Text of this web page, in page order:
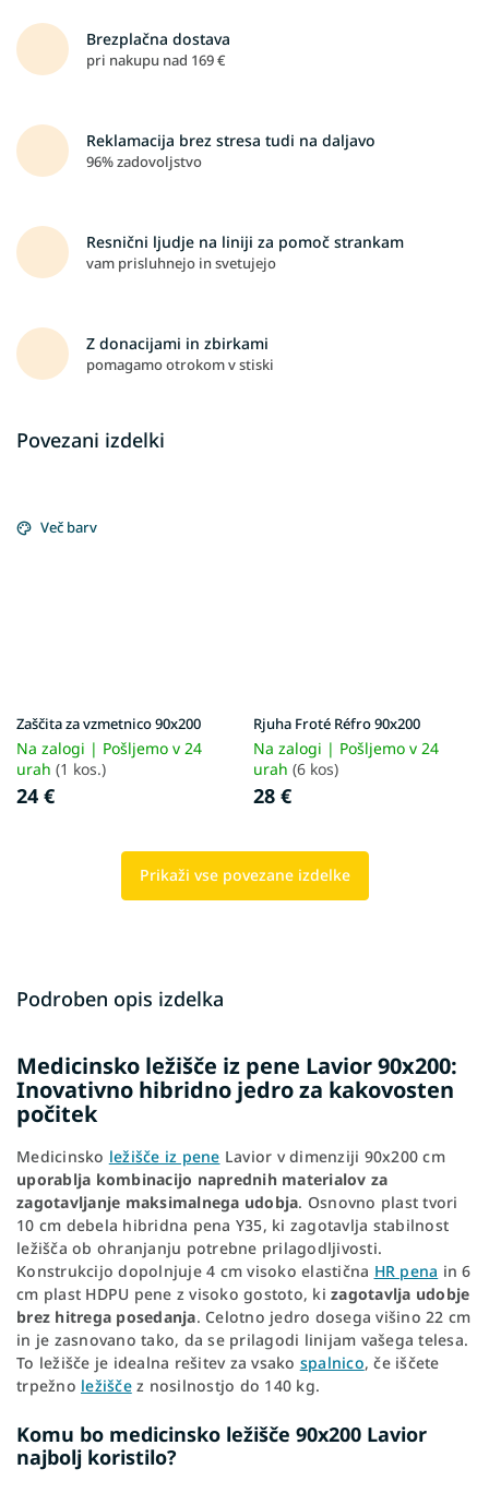
Brezplačna dostava
pri nakupu nad 169 €
Reklamacija brez stresa tudi na daljavo
96% zadovoljstvo
Resnični ljudje na liniji za pomoč strankam
vam prisluhnejo in svetujejo
Z donacijami in zbirkami
pomagamo otrokom v stiski
Povezani izdelki
Več barv
Zaščita za vzmetnico 90x200
Na zalogi | Pošljemo v 24
urah (1 kos.)
24 €
Rjuha Froté Réfro 90x200
Na zalogi | Pošljemo v 24
urah (6 kos)
28 €
Prikaži vse povezane izdelke
Podroben opis izdelka
Medicinsko ležišče iz pene Lavior 90x200:
Inovativno hibridno jedro za kakovosten
počitek
Medicinsko ležišče iz pene Lavior v dimenziji 90x200 cm
uporablja kombinacijo naprednih materialov za
zagotavljanje maksimalnega udobja. Osnovno plast tvori
10 cm debela hibridna pena Y35, ki zagotavlja stabilnost
ležišča ob ohranjanju potrebne prilagodljivosti.
Konstrukcijo dopolnjuje 4 cm visoko elastična HR pena in 6
cm plast HDPU pene z visoko gostoto, ki zagotavlja udobje
brez hitrega posedanja. Celotno jedro dosega višino 22 cm
in je zasnovano tako, da se prilagodi linijam vašega telesa.
To ležišče je idealna rešitev za vsako spalnico, če iščete
trpežno ležiščez nosilnostjo do 140 kg.
Komu bo medicinsko ležišče 90x200 Lavior
najbolj koristilo?